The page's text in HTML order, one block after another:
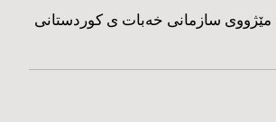
مێژووی سازمانی خه‌بات ی کوردستانی